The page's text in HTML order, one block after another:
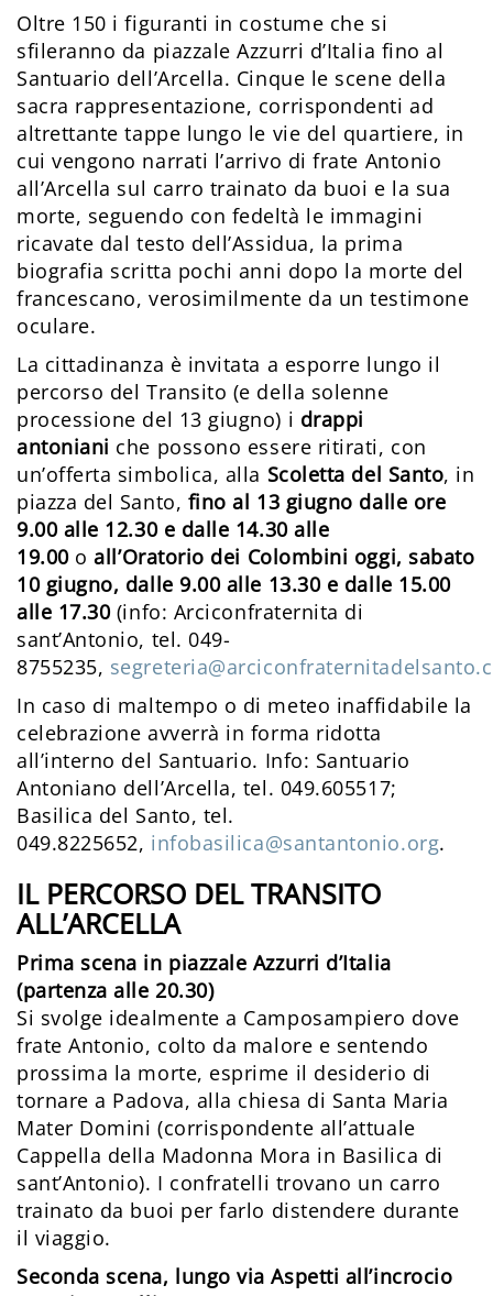
Oltre 150 i figuranti in costume che si
sfileranno da piazzale Azzurri d’Italia fino al
Santuario dell’Arcella. Cinque le scene della
sacra rappresentazione, corrispondenti ad
altrettante tappe lungo le vie del quartiere, in
cui vengono narrati l’arrivo di frate Antonio
all’Arcella sul carro trainato da buoi e la sua
morte, seguendo con fedeltà le immagini
ricavate dal testo dell’Assidua, la prima
biografia scritta pochi anni dopo la morte del
francescano, verosimilmente da un testimone
oculare.
La cittadinanza è invitata a esporre lungo il
percorso del Transito (e della solenne
processione del 13 giugno) i drappi
antoniani che possono essere ritirati, con
un’offerta simbolica, alla Scoletta del Santo, in
piazza del Santo, fino al 13 giugno dalle ore
9.00 alle 12.30 e dalle 14.30 alle
19.00 oall’Oratorio dei Colombini oggi, sabato
10 giugno, dalle 9.00 alle 13.30 e dalle 15.00
alle 17.30(info: Arciconfraternita di
sant’Antonio, tel. 049-
8755235,
In caso di maltempo o di meteo inaffidabile la
celebrazione avverrà in forma ridotta
all’interno del Santuario. Info: Santuario
Antoniano dell’Arcella, tel. 049.605517;
Basilica del Santo, tel.
049.8225652, infobasilica@santantonio.org.
IL PERCORSO DEL TRANSITO
ALL’ARCELLA
Prima scena in piazzale Azzurri d’Italia
(partenza alle 20.30)
Si svolge idealmente a Camposampiero dove
frate Antonio, colto da malore e sentendo
prossima la morte, esprime il desiderio di
tornare a Padova, alla chiesa di Santa Maria
Mater Domini (corrispondente all’attuale
Cappella della Madonna Mora in Basilica di
sant’Antonio). I confratelli trovano un carro
trainato da buoi per farlo distendere durante
il viaggio.
Seconda scena, lungo via Aspetti all’incrocio